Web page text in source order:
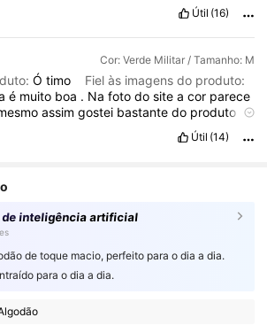
Útil (16)
Cor: Verde Militar / Tamanho: M
Ó timo
Fiel às imagens do produto:
é muito boa . Nafotodositeacor parece
assimgostei bastantedo produto
veio
Útil (14)
de inteligência artificial
de toque macio, perfeito para o dia a dia.
para o dia a dia.
Seguidores